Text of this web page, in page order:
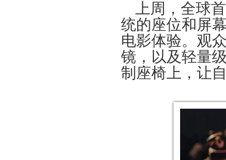
上周，全球
统的座位和屏
电影体验。观
镜，以及轻量
制座椅上，让